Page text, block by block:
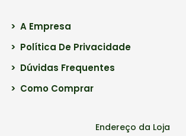
> A Empresa
> Política De Privacidade
> Dúvidas Frequentes
> Como Comprar
Endereço da Loja